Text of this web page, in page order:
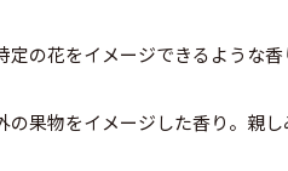
の花をイメージできるような香
果物をイメージした香り。親し